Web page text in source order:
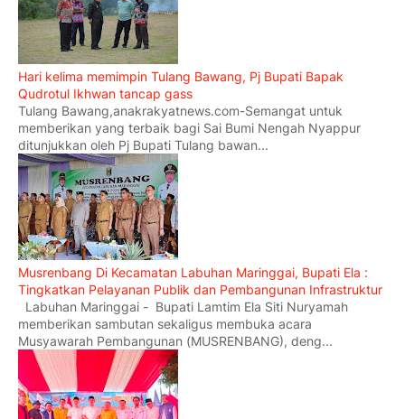
Hari kelima memimpin Tulang Bawang, Pj Bupati Bapak
Qudrotul Ikhwan tancap gass
Tulang Bawang,anakrakyatnews.com-Semangat untuk
memberikan yang terbaik bagi Sai Bumi Nengah Nyappur
ditunjukkan oleh Pj Bupati Tulang bawan...
Musrenbang Di Kecamatan Labuhan Maringgai, Bupati Ela :
Tingkatkan Pelayanan Publik dan Pembangunan Infrastruktur
Labuhan Maringgai - Bupati Lamtim Ela Siti Nuryamah
memberikan sambutan sekaligus membuka acara
Musyawarah Pembangunan (MUSRENBANG), deng...